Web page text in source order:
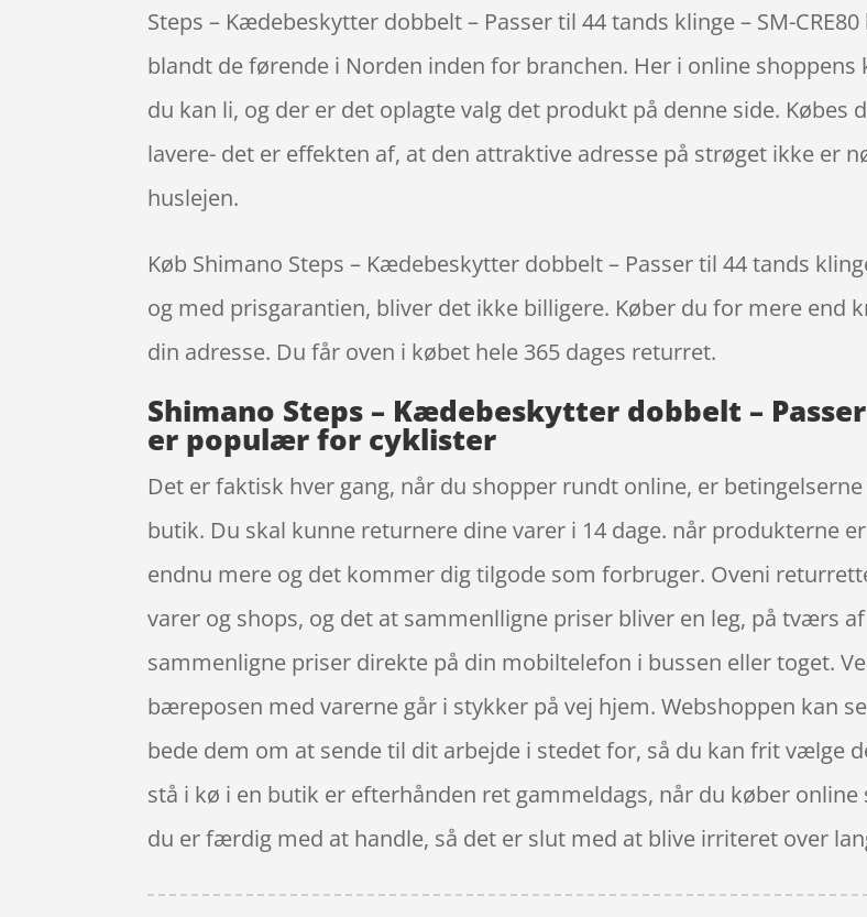
Steps – Kædebeskytter dobbelt – Passer til 44 tands klinge – SM-
blandt de førende i Norden inden for branchen. Her i online
du kan li, og der er det oplagte valg det produkt på denne side.
lavere- det er effekten af, at den attraktive adresse på strøget ikke er
huslejen.
Køb Shimano Steps – Kædebeskytter dobbelt – Passer til 44 tands
og med prisgarantien, bliver det ikke billigere. Køber du for mere end
din adresse. Du får oven i købet hele 365 dages returret.
Shimano Steps – Kædebeskytter dobbelt –
er populær for cyklister
Det er faktisk hver gang, når du shopper rundt online, er
butik. Du skal kunne returnere dine varer i 14 dage. når produkterne
endnu mere og det kommer dig tilgode som forbruger. Oveni
varer og shops, og det at sammenlligne priser bliver en leg, på tværs
sammenligne priser direkte på din mobiltelefon i bussen eller toget.
bæreposen med varerne går i stykker på vej hjem. Webshoppen kan
bede dem om at sende til dit arbejde i stedet for, så du kan frit vælge
stå i kø i en butik er efterhånden ret gammeldags, når du køber
du er færdig med at handle, så det er slut med at blive irriteret over